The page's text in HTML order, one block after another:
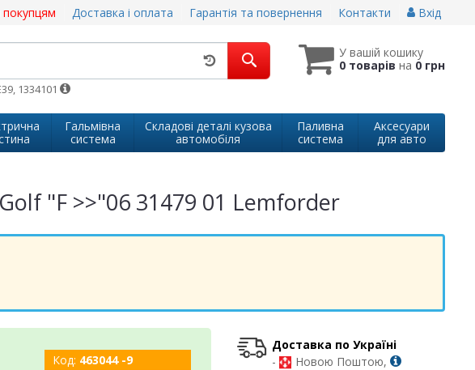
Доставка і оплата Гарантія та повернення Контакти Вхід
У вашій кошику
0 товарів на 0 грн
1334101
Гальмівна
система
Складові деталі кузова
автомобіля
Паливна
система
Аксесуари
для авто
"F >>"06 31479 01 Lemforder
Код: 463044 -9
Доставка по Україні
-
Новою Поштою,